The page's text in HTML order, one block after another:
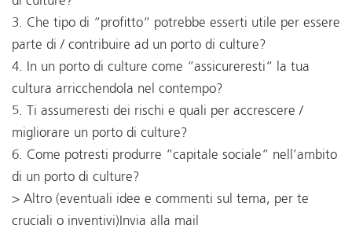
3. Che tipo di “profitto“ potrebbe esserti utile per essere
parte di / contribuire ad un porto di culture?
4. In un porto di culture come “assicureresti“ la tua
cultura arricchendola nel contempo?
5. Ti assumeresti dei rischi e quali per accrescere /
migliorare un porto di culture?
6. Come potresti produrre “capitale sociale“ nell’ambito
di un porto di culture?
> Altro (eventuali idee e commenti sul tema, per te
cruciali o inventivi)Invia alla mail